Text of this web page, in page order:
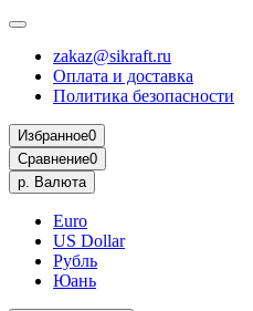
zakaz@sikraft.ru
Оплата и доставка
Политика безопасности
Избранное0
Сравнение0
р. Валюта
Euro
US Dollar
Рубль
Юань